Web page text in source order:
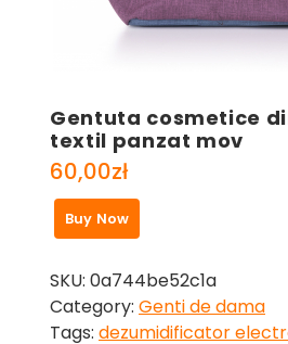
Gentuta cosmetice
textil panzat mov
60,00zł
Buy Now
SKU: 0a744be52c1a
Category: Genti de dama
Tags: dezumidificator